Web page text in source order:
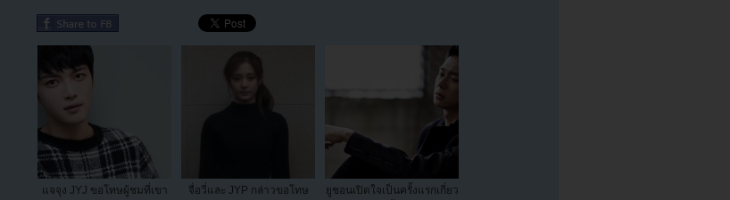
แจจุง JYJ ขอโทษผู้ชมที่เขา
จื่อวี่และ JYP กล่าวขอโทษ
ยูชอนเปิดใจเป็นครั้งแรกเกี่ยว